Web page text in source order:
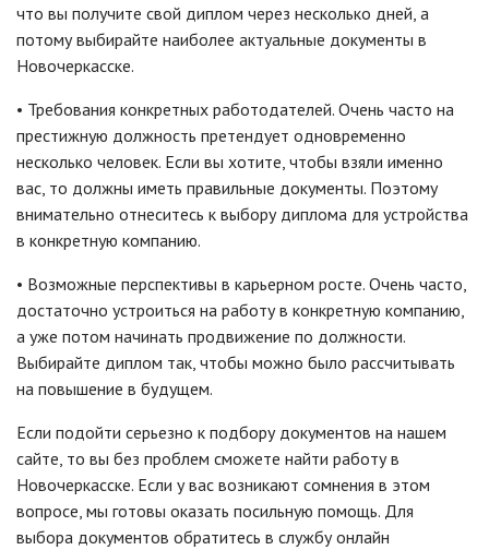
что вы получите свой диплом через несколько дней, а
потому выбирайте наиболее актуальные документы в
Новочеркасске.
• Требования конкретных работодателей. Очень часто на
престижную должность претендует одновременно
несколько человек. Если вы хотите, чтобы взяли именно
вас, то должны иметь правильные документы. Поэтому
внимательно отнеситесь к выбору диплома для устройства
в конкретную компанию.
• Возможные перспективы в карьерном росте. Очень часто,
достаточно устроиться на работу в конкретную компанию,
а уже потом начинать продвижение по должности.
Выбирайте диплом так, чтобы можно было рассчитывать
на повышение в будущем.
Если подойти серьезно к подбору документов на нашем
сайте, то вы без проблем сможете найти работу в
Новочеркасске. Если у вас возникают сомнения в этом
вопросе, мы готовы оказать посильную помощь. Для
выбора документов обратитесь в службу онлайн